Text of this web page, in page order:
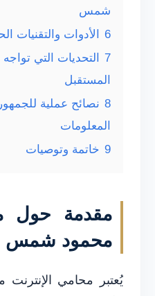
شمس
6
الأدوات والتقنيات
7
التحديات التي
المستقبل
8 نصائح عملية
المعلومات
9 خاتمة وتوصيات
مقدمة حول
محمود شمس
يُعتبر محامي